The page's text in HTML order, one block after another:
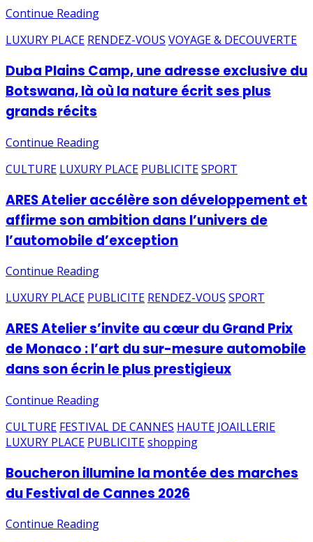
Continue Reading
LUXURY PLACE RENDEZ-VOUS VOYAGE & DECOUVERTE
Duba Plains Camp, une adresse exclusive du
Botswana, là où la nature écrit ses plus
grands récits
Continue Reading
CULTURE LUXURY PLACE PUBLICITESPORT
ARES Atelier accélère son développement et
affirme son ambition dans l’univers de
l’automobile d’exception
Continue Reading
LUXURY PLACE PUBLICITE RENDEZ-VOUS SPORT
ARES Atelier s’invite au cœur du Grand Prix
de Monaco : l’art du sur-mesure automobile
dans son écrin le plus prestigieux
Continue Reading
CULTURE FESTIVAL DE CANNES HAUTE JOAILLERIE
LUXURY PLACE PUBLICITEshopping
Boucheron illumine la montée des marches
du Festival de Cannes 2026
Continue Reading